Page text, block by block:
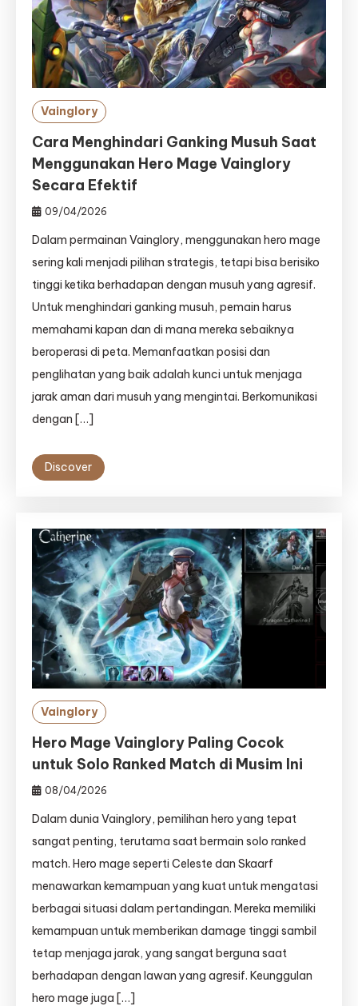
Vainglory
Cara Menghindari Ganking Musuh Saat
Menggunakan Hero Mage Vainglory
Secara Efektif
09/04/2026
Dalam permainan Vainglory, menggunakan hero mage
sering kali menjadi pilihan strategis, tetapi bisa berisiko
tinggi ketika berhadapan dengan musuh yang agresif.
Untuk menghindari ganking musuh, pemain harus
memahami kapan dan di mana mereka sebaiknya
beroperasi di peta. Memanfaatkan posisi dan
penglihatan yang baik adalah kunci untuk menjaga
jarak aman dari musuh yang mengintai. Berkomunikasi
dengan […]
Discover
Vainglory
Hero Mage Vainglory Paling Cocok
untuk Solo Ranked Match di Musim Ini
08/04/2026
Dalam dunia Vainglory, pemilihan hero yang tepat
sangat penting, terutama saat bermain solo ranked
match. Hero mage seperti Celeste dan Skaarf
menawarkan kemampuan yang kuat untuk mengatasi
berbagai situasi dalam pertandingan. Mereka memiliki
kemampuan untuk memberikan damage tinggi sambil
tetap menjaga jarak, yang sangat berguna saat
berhadapan dengan lawan yang agresif. Keunggulan
hero mage juga […]